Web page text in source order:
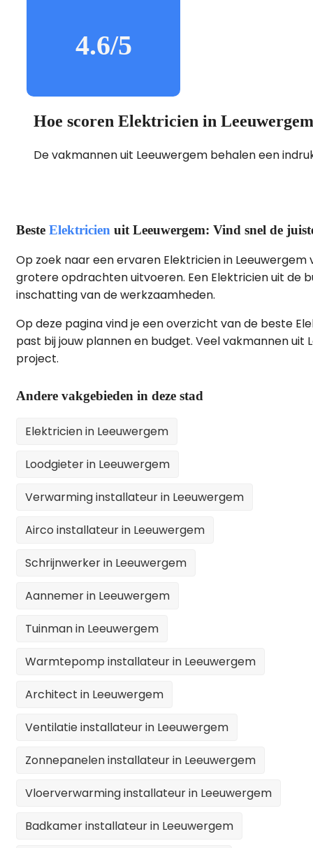
4.6/5
Hoe scoren Elektricien in
De vakmannen uit Leeuwergem behalen een
Beste Elektricien uit Leeuwergem: Vind snel de
Op zoek naar een ervaren Elektricien in
grotere opdrachten uitvoeren. Een Elektricien uit de
inschatting van de werkzaamheden.
Op deze pagina vind je een overzicht van de beste
past bij jouw plannen en budget. Veel vakmannen
project.
Andere vakgebieden in deze stad
Elektricien in Leeuwergem
Loodgieter in Leeuwergem
Verwarming installateur in Leeuwergem
Airco installateur in Leeuwergem
Schrijnwerker in Leeuwergem
Aannemer in Leeuwergem
Tuinman in Leeuwergem
Warmtepomp installateur in Leeuwergem
Architect in Leeuwergem
Ventilatie installateur in Leeuwergem
Zonnepanelen installateur in Leeuwergem
Vloerverwarming installateur in Leeuwergem
Badkamer installateur in Leeuwergem